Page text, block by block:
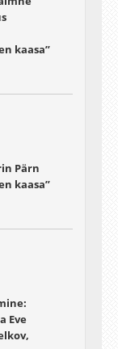
kaasa”
Pärn
kaasa”
Eve